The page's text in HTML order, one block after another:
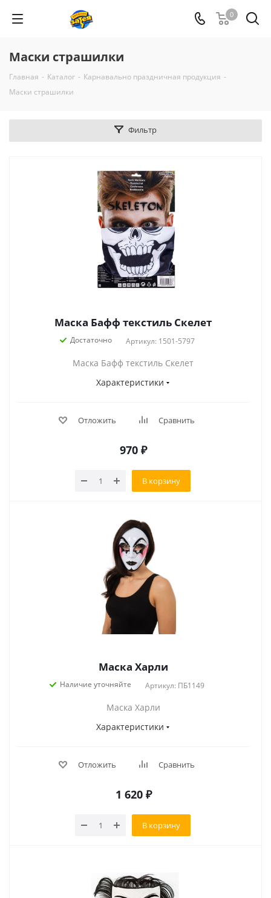
0
Маски страшилки
Главная - Каталог - Карнавально праздничная продукция -
Маски страшилки
Фильтр
Маска Бафф текстиль Скелет
Достаточно Артикул: 1501-5797
Маска Бафф текстиль Скелет
Характеристики
Отложить Сравнить
970 ₽
В корзину
Маска Харли
Наличие уточняйте Артикул: ПБ1149
Маска Харли
Характеристики
Отложить Сравнить
1 620₽
В корзину